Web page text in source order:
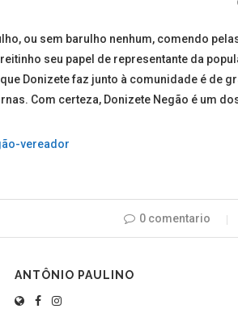
ou sem barulho nenhum, comendo
seu papel de representante da
Donizete faz junto à comunidade é de
Com certeza, Donizete Negão é um
0 comentario
ANTÔNIO PAULINO